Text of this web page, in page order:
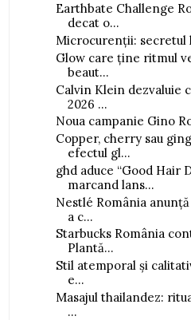
Earthbate Challenge
decat o...
Microcurenții:
Glow care ține ritmul
beaut...
Calvin Klein dezvaluie
2026 ...
Noua campanie Gino
Copper, cherry sau
efectul gl...
ghd aduce “Good Hair
marcand lans...
Nestlé România
a c...
Starbucks România
Plantă...
Stil atemporal și
e...
Masajul thailandez:
...